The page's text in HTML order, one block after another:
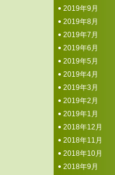
2019年9月
2019年8月
2019年7月
2019年6月
2019年5月
2019年4月
2019年3月
2019年2月
2019年1月
2018年12月
2018年11月
2018年10月
2018年9月